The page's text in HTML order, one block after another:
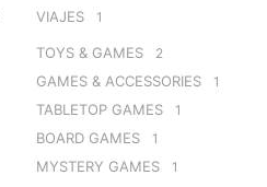
VIAJES 1
TOYS & GAMES 2
GAMES & ACCESSORIES 1
TABLETOP GAMES 1
BOARD GAMES 1
MYSTERY GAMES 1